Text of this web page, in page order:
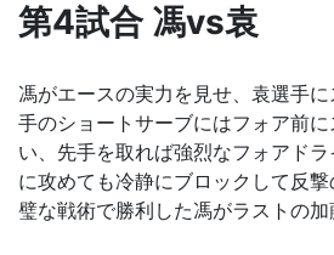
第4試合 馮vs袁
馮がエースの実力を見せ、袁選手
手のショートサーブにはフォア前
い、先手を取れば強烈なフォアド
に攻めても冷静にブロックして反
璧な戦術で勝利した馮がラストの加